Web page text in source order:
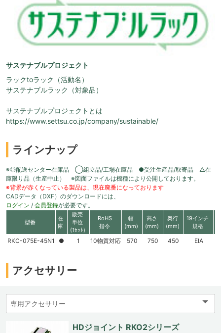
サステナブルプロジェクト
ラックtoラック（活動名）
サステナブルラック（対象品）
サステナブルプロジェクトとは
https://www.settsu.co.jp/company/sustainable/
ラインナップ
※◎配送センター在庫品 ◯組立品/工場在庫品 ●受注生産品/取寄品 △在
庫限り品（生産中止） ※図面ファイルは機種により公開しております。
※背景が赤くなっている製品は、現在廃番になっております
CADデータ（DXF）のダウンロードには、
ログイン / 会員登録が必要です。
型番
在
庫
販売
単位
(1ｾｯﾄ)
RoHS
指令
幅
(mm)
高さ
(mm)
奥行
(mm)
19インチ
規格
RKC-075E-45N1 ● 1 10物質対応 570 750 450 EIA
アクセサリー
HDジョイント RKO2シリーズ